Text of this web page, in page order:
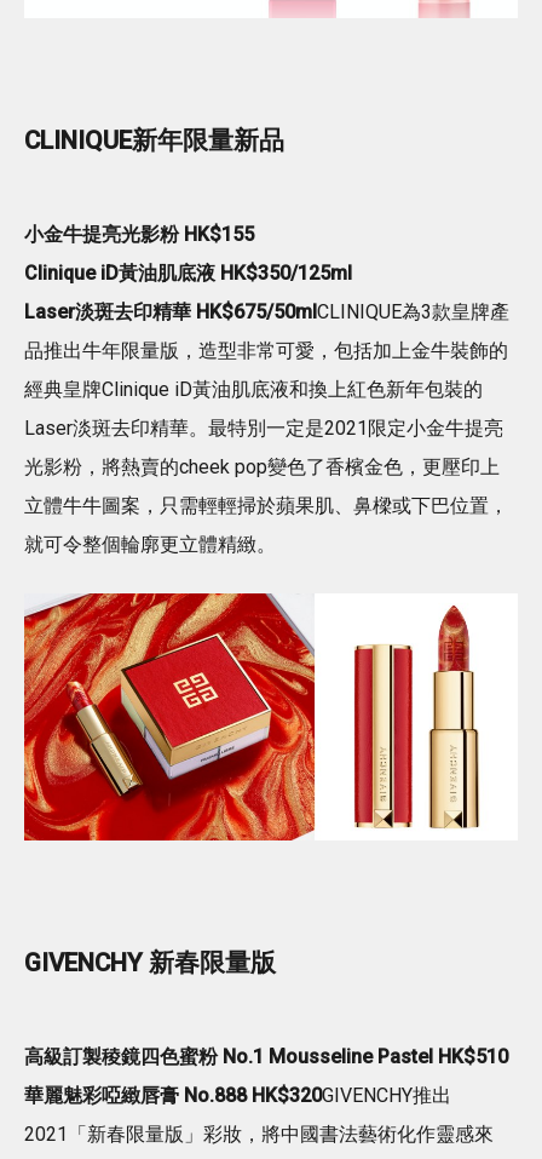
CLINIQUE新年限量新品
小金牛提亮光影粉 HK$155
Clinique iD黃油肌底液 HK$350/125ml
Laser淡斑去印精華 HK$675/50mlCLINIQUE為3款皇牌產
品推出牛年限量版，造型非常可愛，包括加上金牛裝飾的
經典皇牌Clinique iD黃油肌底液和換上紅色新年包裝的
Laser淡斑去印精華。最特別一定是2021限定小金牛提亮
光影粉，將熱賣的cheek pop變色了香檳金色，更壓印上
立體牛牛圖案，只需輕輕掃於蘋果肌、鼻樑或下巴位置，
就可令整個輪廓更立體精緻。
GIVENCHY 新春限量版
高級訂製稜鏡四色蜜粉 No.1 Mousseline Pastel HK$510
華麗魅彩啞緻唇膏 No.888 HK$320GIVENCHY推出
2021「新春限量版」彩妝，將中國書法藝術化作靈感來